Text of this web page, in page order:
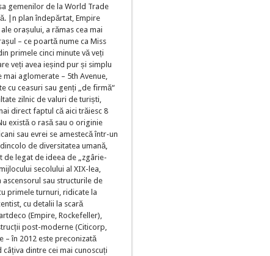
gemenilor de la World Trade
|n plan îndepărtat, Empire
orașului, a rămas cea mai
– ce poartă nume ca Miss
primele cinci minute vă veți
veți avea ieșind pur și simplu
aglomerate – 5th Avenue,
cu ceasuri sau genți „de firmă“
zilnic de valuri de turiști,
direct faptul că aici trăiesc 8
există o rasă sau o originie
sau evrei se amestecă într-un
de diversitatea umană,
de legat de ideea de „zgârie-
secolului al XIX-lea,
sau structurile de
primele turnuri, ridicate la
cu detalii la scară
(Empire, Rockefeller),
post-moderne (Citicorp,
– în 2012 este preconizată
dintre cei mai cunoscuți